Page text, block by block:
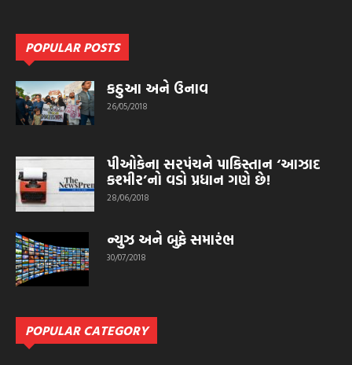
POPULAR POSTS
કઠુઆ અને ઉનાવ
26/05/2018
પીઓકેના સરપંચને પાકિસ્તાન ‘આઝાદ
કશ્મીર’નો વડો પ્રધાન ગણે છે!
28/06/2018
ન્યુઝ અને બુફે સમારંભ
30/07/2018
POPULAR CATEGORY